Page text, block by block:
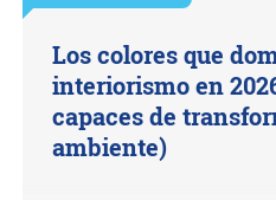
Los colores que
interiorismo en
capaces de
ambiente)